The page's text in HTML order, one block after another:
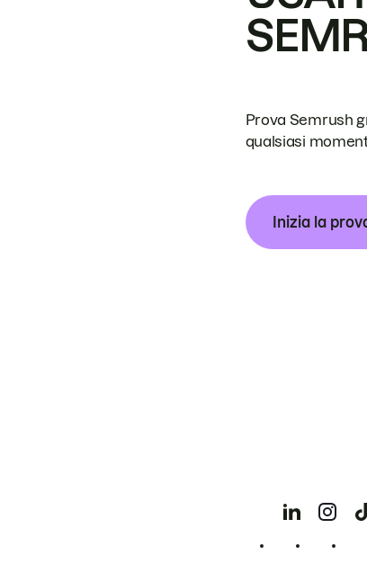
Prova Semrush
qualsiasi
Inizia la